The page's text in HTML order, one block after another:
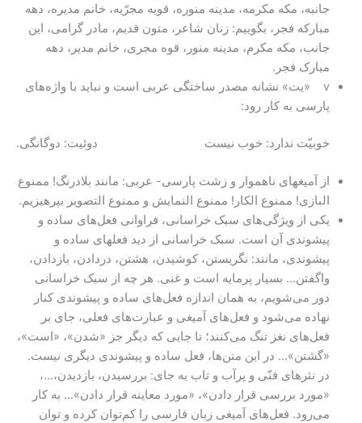
جانبه، مکه مکرمه، مدینه منوره، قویه مجرّیه، خانم مدیره، دهه‌
مبارکه‌ فجر، بگوییم: زنان شاعر، متون قدیم، مادر گرامی، این
جانب، مکه مکرم، مدینه منور، قوه مجری، خانم مدیر، دهه‌
مبارک‌ فجر.
v «یت» نشانه مصدر ساختگی عربی است و نباید با واژه‌های
پارسی به کار رود:
خوبیّت ندارد: خوب نیست دوئیت: دوگانگی.
از آمیغهای ناهموار و زشت پارسی- عربی: مانند بلادرنگ! ممنوع
البازی! ممنوع الکار! ممنوع النمایش و ممنوع التصویر بپرهیزیم.
یکی از ویژگی‌های سبک خراسانی، فراوانی فعل‌های ساده و
پیشوندی آن است. سبک خراسانی از دید فعلهای ساده و
پیشوندی، مانند: نگریستن، کوشیدن، هشتن، دردادن، بازدادن،
واگفتن… بسیار پرمایه است و غنی. هر چه از سبک خراسانی
دور می‌شویم، به همان اندازه فعل‌های ساده و پیشوندی کنار
نهاده می‌شود و فعل‌های آمیغی و عبارت‌های فعلی، جای بر
فعل‌های نغز تنگ می‌کنند؛ تا جایی که دیگر جز «شدن»، «است»،
«گشتن»… در این متن‌ها، فعل ساده و پیشوندی دیگری نیست.
در نثرهای فنّی و پرآب و تاب به جای: بررسیدن، بازدیدن،…،
«مورد بررسی قرار دادن»، «مورد معاینه قرار دادن»… به کار
می‌رود. فعل‌های آمیغی زبان فارسی را کم‌توان کرده و توان